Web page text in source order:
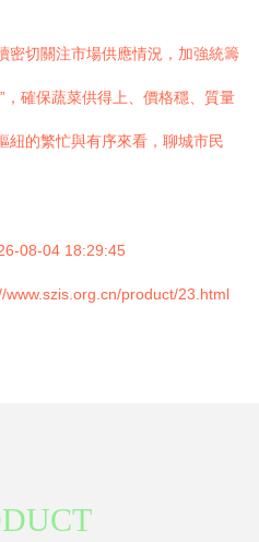
密切關注市場供應情況，加強統籌
，確保蔬菜供得上、價格穩、質量
紐的繁忙與有序來看，聊城市民
08-04 18:29:45
product/23.html